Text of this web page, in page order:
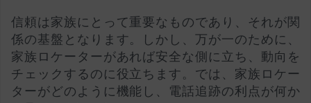
信頼は家族にとって重要なものであり、それが関
係の基盤となります。しかし、万が一のために、
家族ロケーターがあれば安全な側に立ち、動向を
チェックするのに役立ちます。では、家族ロケー
ターがどのように機能し、電話追跡の利点が何か